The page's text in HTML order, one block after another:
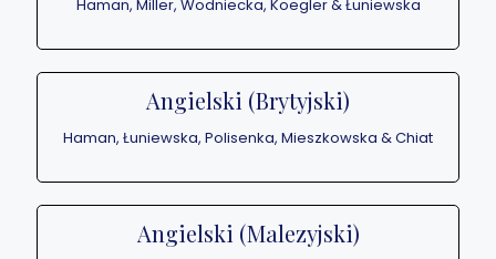
Haman, Miller, Wodniecka, Koegler & Łuniewska
Angielski (Brytyjski)
Haman, Łuniewska, Polisenka, Mieszkowska & Chiat
Angielski (Malezyjski)